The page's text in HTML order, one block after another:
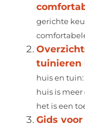
gerichte
tuinieren
huis en tuin:
huis is
het is een
Gids